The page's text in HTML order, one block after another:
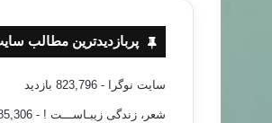
پربازدیدترین مطالب
سایت نوگرا - 823,796 بازدید
شعر، زندگی زیبـاســـت ! - 485,306 بازدید